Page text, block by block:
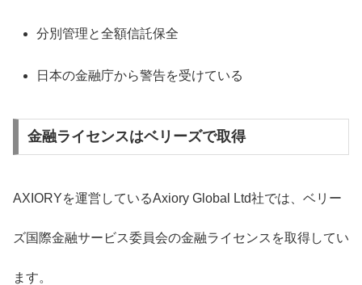
分別管理と全額信託保全
日本の金融庁から警告を受けている
金融ライセンスはベリーズで取得
AXIORYを運営しているAxiory Global Ltd社では、ベリー
ズ国際金融サービス委員会の金融ライセンスを取得してい
ます。